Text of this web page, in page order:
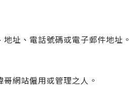
址、電話號碼或電子郵件地址。
網站僱用或管理之人。